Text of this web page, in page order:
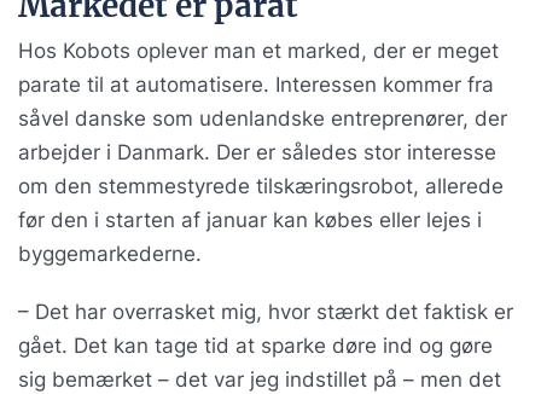
Hos Kobots oplever man et marked, der er meget
parate til at automatisere. Interessen kommer fra
såvel danske som udenlandske entreprenører, der
arbejder i Danmark. Der er således stor interesse
om den stemmestyrede tilskæringsrobot, allerede
før den i starten af januar kan købes eller lejes i
byggemarkederne.
– Det har overrasket mig, hvor stærkt det faktisk er
gået. Det kan tage tid at sparke døre ind og gøre
sig bemærket – det var jeg indstillet på – men det